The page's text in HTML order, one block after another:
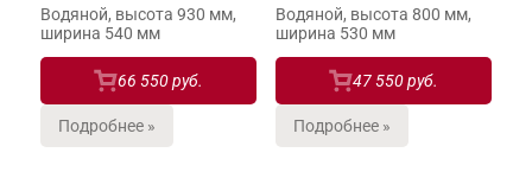
Водяной, высота 930 мм,
ширина 540 мм
66 550 руб.
Подробнее »
Водяной, высота 800 мм,
ширина 530 мм
47 550 руб.
Подробнее »